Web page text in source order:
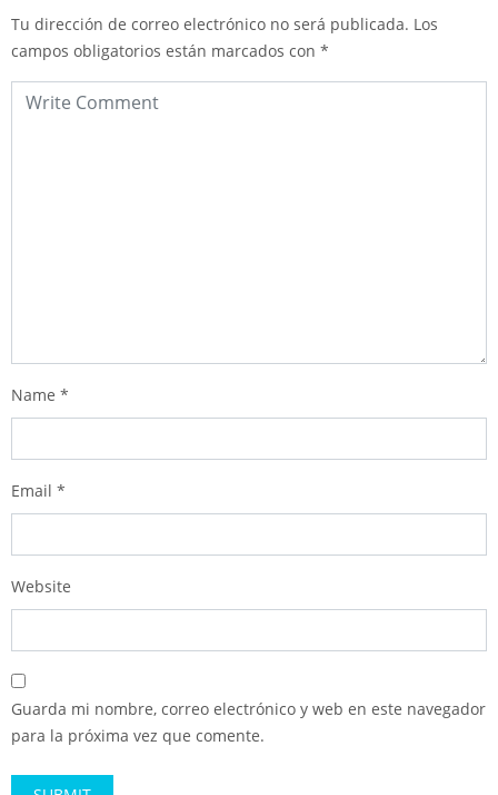
Tu dirección de correo electrónico no será publicada. Los
campos obligatorios están marcados con *
Name *
Email *
Website
Guarda mi nombre, correo electrónico y web en este navegador
para la próxima vez que comente.